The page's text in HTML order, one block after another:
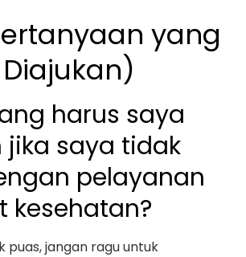
yang
harus saya
jika saya tidak
pelayanan
kesehatan?
puas, jangan ragu untuk